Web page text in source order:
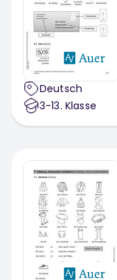
Deutsch
3-13. Klasse